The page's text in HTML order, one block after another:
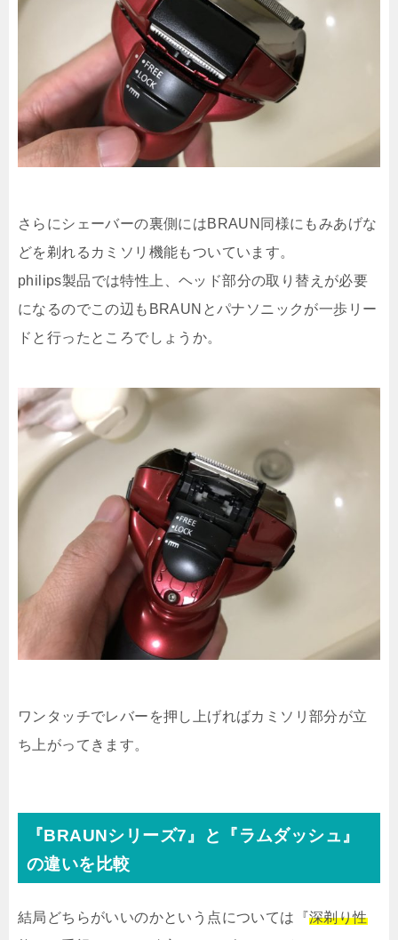
さらにシェーバーの裏側にはBRAUN同様にもみあげな
どを剃れるカミソリ機能もついています。
philips製品では特性上、ヘッド部分の取り替えが必要
になるのでこの辺もBRAUNとパナソニックが一歩リー
ドと行ったところでしょうか。
ワンタッチでレバーを押し上げればカミソリ部分が立
ち上がってきます。
『BRAUNシリーズ7』と『ラムダッシュ』
の違いを比較
結局どちらがいいのかという点については『深剃り性